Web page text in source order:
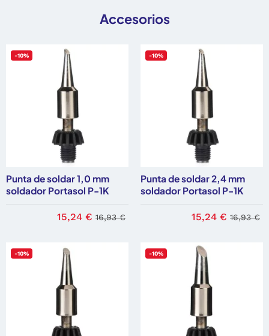
Accesorios
-10%
Punta de soldar 1,0 mm
soldador Portasol P-1K
15,24 € 16,93 €
-10%
Punta de soldar 2,4 mm
soldador Portasol P-1K
15,24 € 16,93 €
-10% -10%